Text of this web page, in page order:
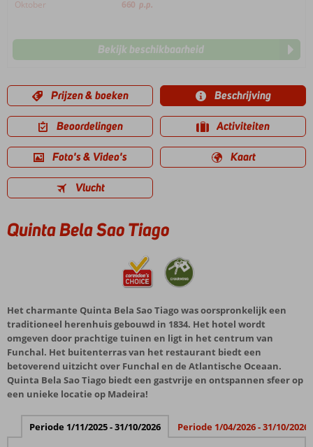
Oktober 660 p.p.
Bekijk beschikbaarheid
Prijzen & boeken Beschrijving
Beoordelingen Activiteiten
Foto's & Video's Kaart
Vlucht
Quinta Bela Sao Tiago
Het charmante Quinta Bela Sao Tiago was oorspronkelijk een
traditioneel herenhuis gebouwd in 1834. Het hotel wordt
omgeven door prachtige tuinen en ligt in het centrum van
Funchal. Het buitenterras van het restaurant biedt een
betoverend uitzicht over Funchal en de Atlantische Oceaan.
Quinta Bela Sao Tiago biedt een gastvrije en ontspannen sfeer op
een unieke locatie op Madeira!
Periode 1/11/2025 - 31/10/2026 Periode 1/04/2026 - 31/10/2026